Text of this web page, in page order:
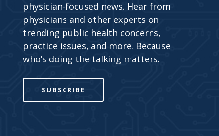
physician-focused news. Hear from
physicians and other experts on
trending public health concerns,
practice issues, and more. Because
who’s doing the talking matters.
SUBSCRIBE